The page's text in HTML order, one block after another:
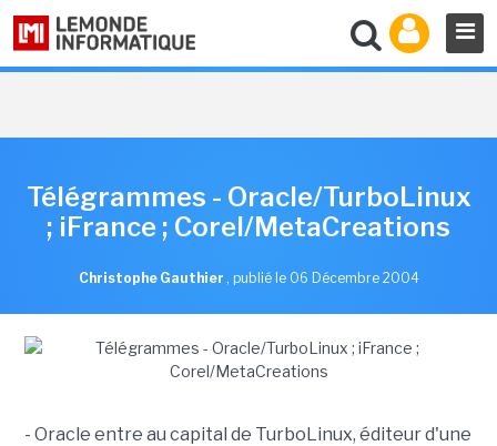
Télégrammes - Oracle/TurboLinux
; iFrance ; Corel/MetaCreations
Christophe Gauthier , publié le 06 Décembre 2004
- Oracle entre au capital de TurboLinux, éditeur d'une